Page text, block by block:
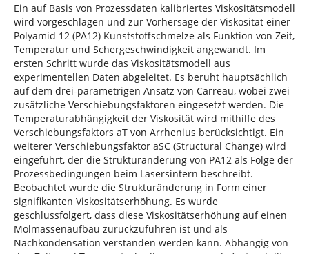
Ein auf Basis von Prozessdaten kalibriertes Viskositätsmodell
wird vorgeschlagen und zur Vorhersage der Viskosität einer
Polyamid 12 (PA12) Kunststoffschmelze als Funktion von Zeit,
Temperatur und Schergeschwindigkeit angewandt. Im
ersten Schritt wurde das Viskositätsmodell aus
experimentellen Daten abgeleitet. Es beruht hauptsächlich
auf dem drei-parametrigen Ansatz von Carreau, wobei zwei
zusätzliche Verschiebungsfaktoren eingesetzt werden. Die
Temperaturabhängigkeit der Viskosität wird mithilfe des
Verschiebungsfaktors aT von Arrhenius berücksichtigt. Ein
weiterer Verschiebungsfaktor aSC (Structural Change) wird
eingeführt, der die Strukturänderung von PA12 als Folge der
Prozessbedingungen beim Lasersintern beschreibt.
Beobachtet wurde die Strukturänderung in Form einer
signifikanten Viskositätserhöhung. Es wurde
geschlussfolgert, dass diese Viskositätserhöhung auf einen
Molmassenaufbau zurückzuführen ist und als
Nachkondensation verstanden werden kann. Abhängig von